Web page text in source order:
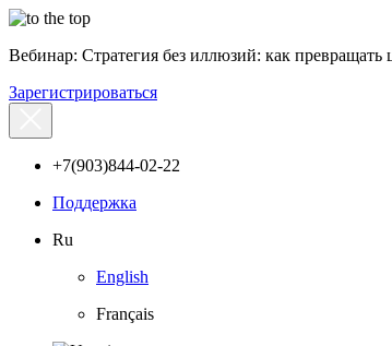
Вебинар: Стратегия без иллюзий: как превращать
Зарегистрироваться
+7(903)844-02-22
Поддержка
Ru
English
Français